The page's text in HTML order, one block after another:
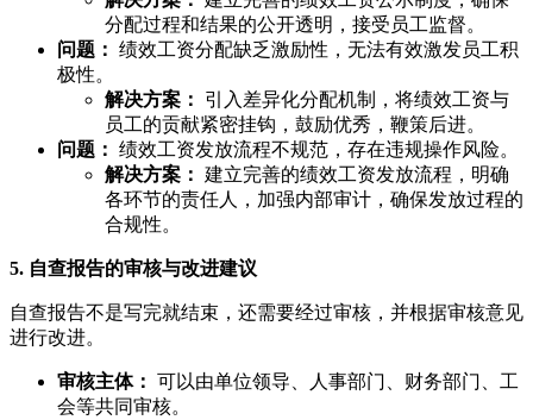
分配过程和结果的公开透明，接受员工监督。
问题： 绩效工资分配缺乏激励性，无法有效激发员工积
极性。
解决方案：
引入差异化分配机制，将绩效工资与
员工的贡献紧密挂钩，鼓励优秀，鞭策后进。
问题： 绩效工资发放流程不规范，存在违规操作风险。
解决方案： 建立完善的绩效工资发放流程，明确
各环节的责任人，加强内部审计，确保发放过程的
合规性。
5. 自查报告的审核与改进建议
自查报告不是写完就结束，还需要经过审核，并根据审核意见
进行改进。
审核主体： 可以由单位领导、人事部门、财务部门、工
会等共同审核。